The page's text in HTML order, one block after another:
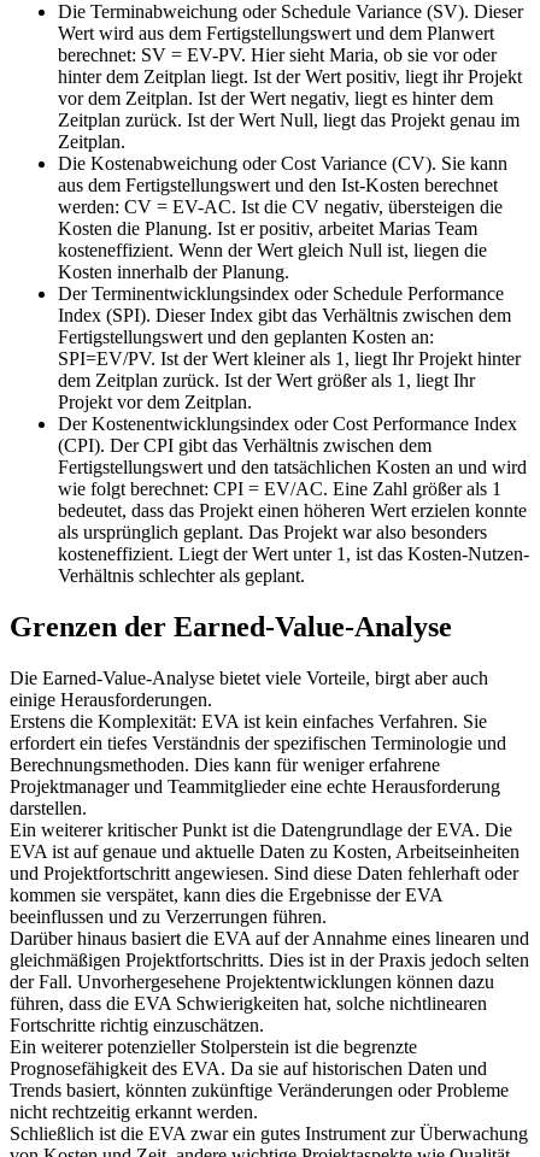
Die Terminabweichung oder Schedule Variance (SV). Dieser
Wert wird aus dem Fertigstellungswert und dem Planwert
berechnet: SV = EV-PV. Hier sieht Maria, ob sie vor oder
hinter dem Zeitplan liegt. Ist der Wert positiv, liegt ihr Projekt
vor dem Zeitplan. Ist der Wert negativ, liegt es hinter dem
Zeitplan zurück. Ist der Wert Null, liegt das Projekt genau im
Zeitplan.
Die Kostenabweichung oder Cost Variance (CV). Sie kann
aus dem Fertigstellungswert und den Ist-Kosten berechnet
werden: CV = EV-AC. Ist die CV negativ, übersteigen die
Kosten die Planung. Ist er positiv, arbeitet Marias Team
kosteneffizient. Wenn der Wert gleich Null ist, liegen die
Kosten innerhalb der Planung.
Der Terminentwicklungsindex oder Schedule Performance
Index (SPI). Dieser Index gibt das Verhältnis zwischen dem
Fertigstellungswert und den geplanten Kosten an:
SPI=EV/PV. Ist der Wert kleiner als 1, liegt Ihr Projekt hinter
dem Zeitplan zurück. Ist der Wert größer als 1, liegt Ihr
Projekt vor dem Zeitplan.
Der Kostenentwicklungsindex oder Cost Performance Index
(CPI). Der CPI gibt das Verhältnis zwischen dem
Fertigstellungswert und den tatsächlichen Kosten an und wird
wie folgt berechnet: CPI = EV/AC. Eine Zahl größer als 1
bedeutet, dass das Projekt einen höheren Wert erzielen konnte
als ursprünglich geplant. Das Projekt war also besonders
kosteneffizient. Liegt der Wert unter 1, ist das Kosten-Nutzen-
Verhältnis schlechter als geplant.
Grenzen der Earned-Value-Analyse
Die Earned-Value-Analyse bietet viele Vorteile, birgt aber auch
einige Herausforderungen.
Erstens die Komplexität: EVA ist kein einfaches Verfahren. Sie
erfordert ein tiefes Verständnis der spezifischen Terminologie und
Berechnungsmethoden. Dies kann für weniger erfahrene
Projektmanager und Teammitglieder eine echte Herausforderung
darstellen.
Ein weiterer kritischer Punkt ist die Datengrundlage der EVA. Die
EVA ist auf genaue und aktuelle Daten zu Kosten, Arbeitseinheiten
und Projektfortschritt angewiesen. Sind diese Daten fehlerhaft oder
kommen sie verspätet, kann dies die Ergebnisse der EVA
beeinflussen und zu Verzerrungen führen.
Darüber hinaus basiert die EVA auf der Annahme eines linearen und
gleichmäßigen Projektfortschritts. Dies ist in der Praxis jedoch selten
der Fall. Unvorhergesehene Projektentwicklungen können dazu
führen, dass die EVA Schwierigkeiten hat, solche nichtlinearen
Fortschritte richtig einzuschätzen.
Ein weiterer potenzieller Stolperstein ist die begrenzte
Prognosefähigkeit des EVA. Da sie auf historischen Daten und
Trends basiert, könnten zukünftige Veränderungen oder Probleme
nicht rechtzeitig erkannt werden.
Schließlich ist die EVA zwar ein gutes Instrument zur Überwachung